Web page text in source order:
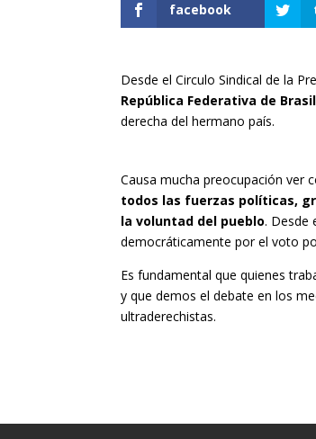
facebook
Desde el Circulo Sindical de la
República Federativa de Brasil
derecha del hermano país.
Causa mucha preocupación ver
todos las fuerzas políticas,
la voluntad del pueblo. Desde
democráticamente por el voto
Es fundamental que quienes
y que demos el debate en los
ultraderechistas.